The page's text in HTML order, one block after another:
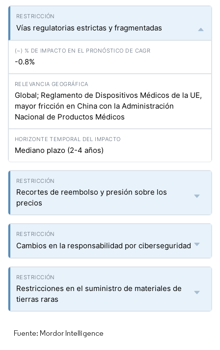
Vías regulatorias estrictas y fragmentadas
-0.8%
Global; Reglamento de Dispositivos Médicos de la UE,
mayor fricción en China con la Administración
Nacional de Productos Médicos
Mediano plazo (2-4 años)
Recortes de reembolso y presión sobre los
precios
Cambios en la responsabilidad por ciberseguridad
Restricciones en el suministro de materiales de
tierras raras
Fuente: Mordor Intelligence